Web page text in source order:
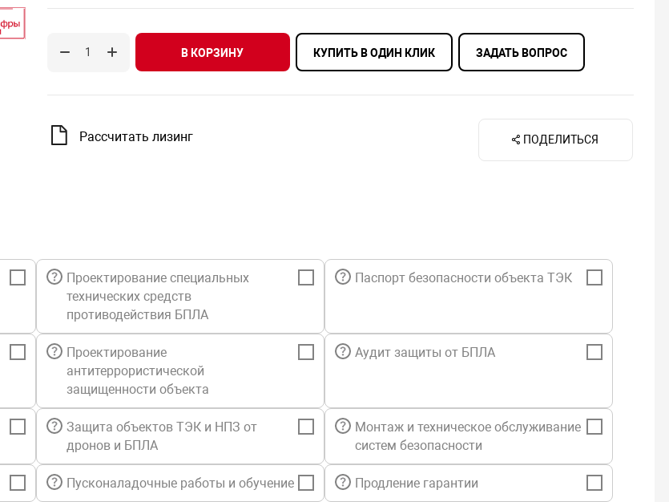
В КОРЗИНУ КУПИТЬ В ОДИН КЛИК ЗАДАТЬ ВОПРОС
Рассчитать лизинг ПОДЕЛИТЬСЯ
Проектирование специальных
технических средств
противодействия БПЛА
Паспорт безопасности объекта ТЭК
Проектирование
антитеррористической
защищенности объекта
Аудит защиты от БПЛА
Защита объектов ТЭК и НПЗ от
дронов и БПЛА
Монтаж и техническое обслуживание
систем безопасности
Пусконаладочные работы и обучение Продление гарантии